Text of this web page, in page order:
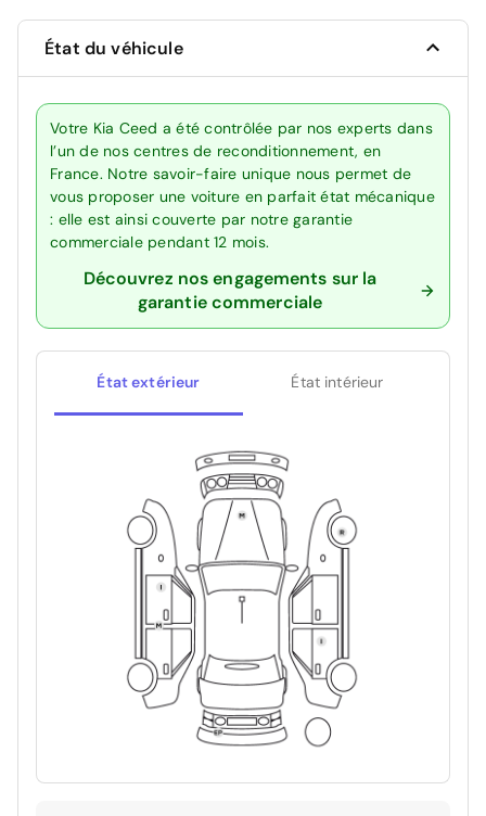
État du véhicule
Votre Kia Ceed a été contrôlée par nos experts dans
l’un de nos centres de reconditionnement, en
France. Notre savoir-faire unique nous permet de
vous proposer une voiture en parfait état mécanique
: elle est ainsi couverte par notre garantie
commerciale pendant 12 mois.
Découvrez nos engagements sur la
garantie commerciale
État extérieur État intérieur